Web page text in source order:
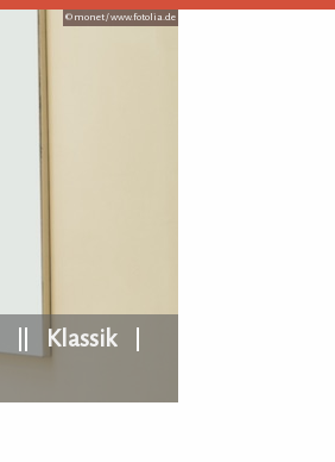
© monet /www.fotolia.de
Klassik